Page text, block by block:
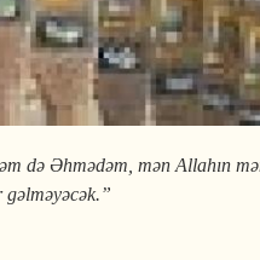
də Əhmədəm, mən Allahın